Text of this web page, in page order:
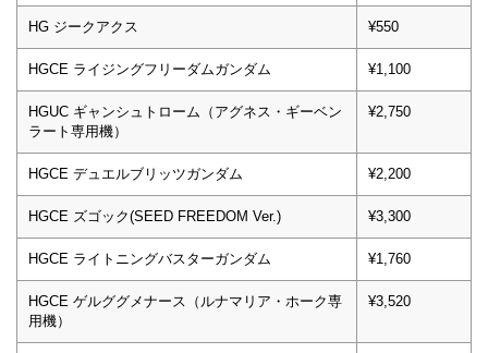
HG ジークアクス ¥550
HGCE ライジングフリーダムガンダム ¥1,100
HGUC ギャンシュトローム（アグネス・ギーベン
ラート専用機）
¥2,750
HGCE デュエルブリッツガンダム ¥2,200
HGCE ズゴック(SEED FREEDOM Ver.) ¥3,300
HGCE ライトニングバスターガンダム ¥1,760
HGCE ゲルググメナース（ルナマリア・ホーク専
用機）
¥3,520